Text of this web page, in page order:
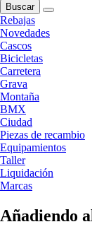
Buscar
Rebajas
Novedades
Cascos
Bicicletas
Carretera
Grava
Montaña
BMX
Ciudad
Piezas de recambio
Equipamientos
Taller
Liquidación
Marcas
Añadiendo